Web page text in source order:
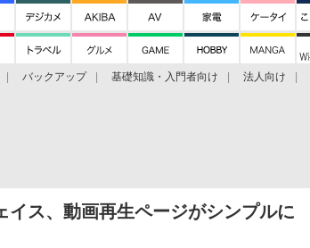
バックアップ 基礎知識・入門者向け 法人向け
イス、動画再生ページがシンプルに